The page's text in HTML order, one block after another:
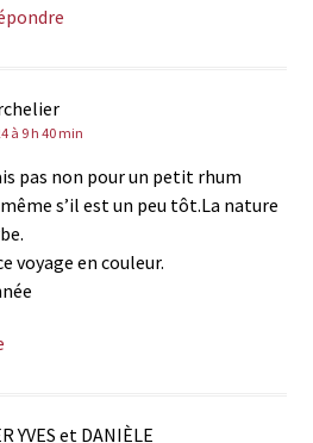
à 9 h 40 min
pas non pour un petit rhum
s’il est un peu tôt.La nature
voyage en couleur.
YVES et DANIÈLE